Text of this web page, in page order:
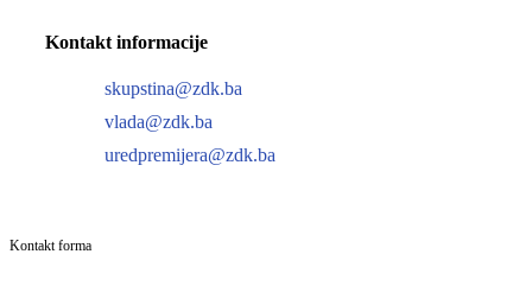
Kontakt informacije
skupstina@zdk.ba
vlada@zdk.ba
uredpremijera@zdk.ba
Kontakt forma